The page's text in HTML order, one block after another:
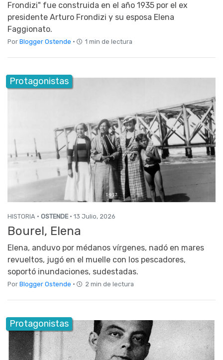
Frondizi" fue construida en el año 1935 por el ex
presidente Arturo Frondizi y su esposa Elena
Faggionato.
Por Blogger Ostende · 1 min de lectura
Protagonistas
HISTORIA · OSTENDE· 13 Julio, 2026
Bourel, Elena
Elena, anduvo por médanos vírgenes, nadó en mares
revueltos, jugó en el muelle con los pescadores,
soportó inundaciones, sudestadas.
Por Blogger Ostende · 2 min de lectura
Protagonistas